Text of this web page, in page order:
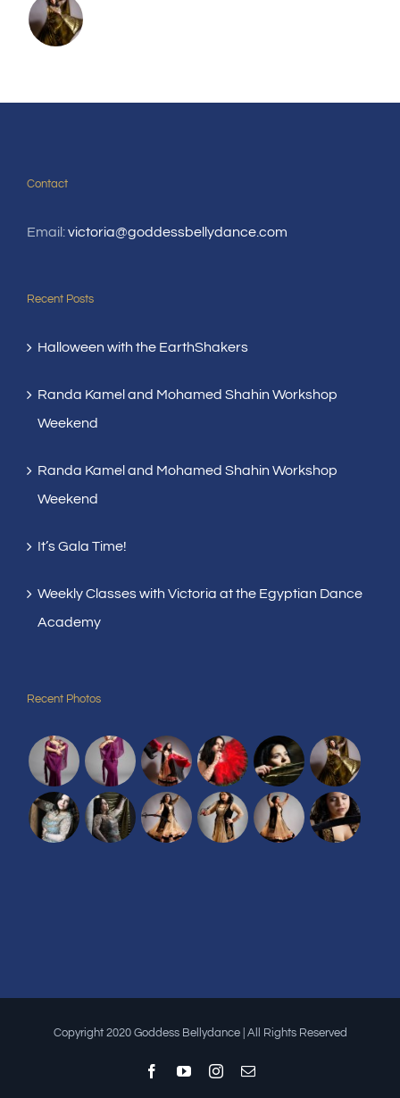
Contact
Email:victoria@goddessbellydance.com
Recent Posts
Halloween with the EarthShakers
Randa Kamel and Mohamed Shahin Workshop
Weekend
Randa Kamel and Mohamed Shahin Workshop
Weekend
It’s Gala Time!
Weekly Classes with Victoria at the Egyptian Dance
Academy
Recent Photos
Copyright 2020 Goddess Bellydance | All Rights Reserved
FacebookYouTubeInstagram
Email